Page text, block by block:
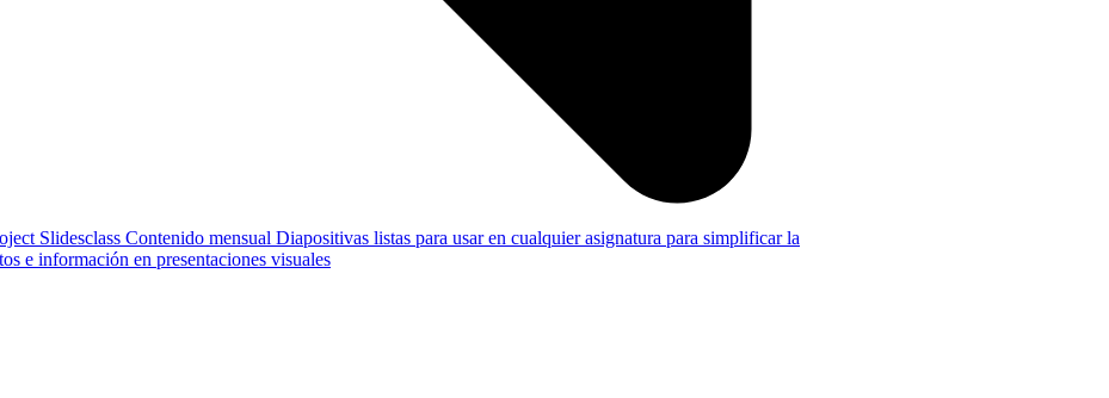
Slidesclass Contenido mensual Diapositivas listas para usar en cualquier asignatura para simplificar la
e información en presentaciones visuales